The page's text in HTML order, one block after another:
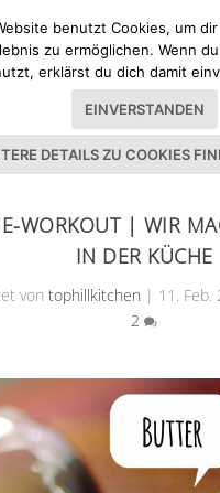
WORKOUT | WIR
IN DER KÜCHE
von tophillkitchen | 11. Feb.
2
benutzt Cookies, um
zu ermöglichen. Wenn
erklärst du dich damit
EINVERSTANDEN
DETAILS ZU COOKIES